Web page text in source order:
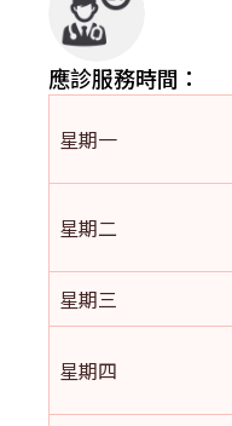
應診服務時間：
星期一
星期二
星期三
星期四